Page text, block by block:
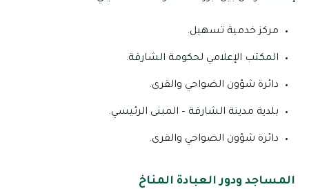
مركز خدمية تسهيل.
المكتب الإعلامي لحكومة الشارقة.
دائرة شؤون الضواحي والقرى.
بلدية مدينة الشارقة – المبنى الرئيسي.
دائرة شؤون الضواحي والقرى.
المساجد ودور العبادة المناخ